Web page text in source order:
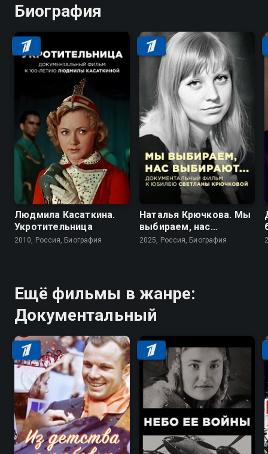
Биография
Людмила Касаткина.
Укротительница
2010, Россия, Биография
Наталья Крючкова. Мы
выбираем, нас
выбирают…
2025, Россия, Биография
Ещё фильмы в жанре:
Документальный